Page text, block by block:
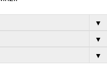
▼
▼
▼